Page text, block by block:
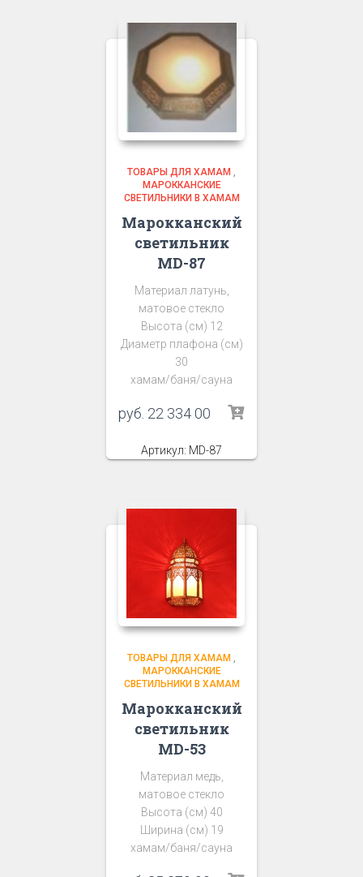
ТОВАРЫ ДЛЯ ХАМАМ ,
МАРОККАНСКИЕ
СВЕТИЛЬНИКИ В ХАМАМ
Марокканский
светильник
MD-87
Материал латунь,
матовое стекло
Высота (см) 12
Диаметр плафона (см)
30
хамам/баня/сауна
руб. 22 334 00
Артикул: MD-87
ТОВАРЫ ДЛЯ ХАМАМ ,
МАРОККАНСКИЕ
СВЕТИЛЬНИКИ В ХАМАМ
Марокканский
светильник
MD-53
Материал медь,
матовое стекло
Высота (см) 40
Ширина (см) 19
хамам/баня/сауна